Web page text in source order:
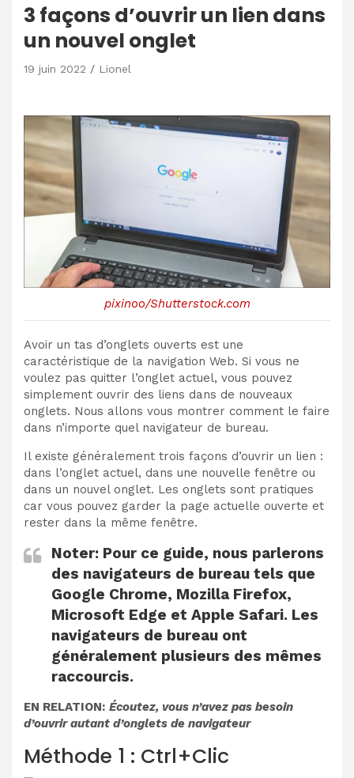
3 façons d’ouvrir un lien dans
un nouvel onglet
19 juin 2022 Lionel
pixinoo/Shutterstock.com
Avoir un tas d’onglets ouverts est une
caractéristique de la navigation Web. Si vous ne
voulez pas quitter l’onglet actuel, vous pouvez
simplement ouvrir des liens dans de nouveaux
onglets. Nous allons vous montrer comment le faire
dans n’importe quel navigateur de bureau.
Il existe généralement trois façons d’ouvrir un lien :
dans l’onglet actuel, dans une nouvelle fenêtre ou
dans un nouvel onglet. Les onglets sont pratiques
car vous pouvez garder la page actuelle ouverte et
rester dans la même fenêtre.
Noter: Pour ce guide, nous parlerons
des navigateurs de bureau tels que
Google Chrome, Mozilla Firefox,
Microsoft Edge et Apple Safari. Les
navigateurs de bureau ont
généralement plusieurs des mêmes
raccourcis.
EN RELATION: Écoutez, vous n’avez pas besoin
d’ouvrir autant d’onglets de navigateur
Méthode 1 : Ctrl+Clic